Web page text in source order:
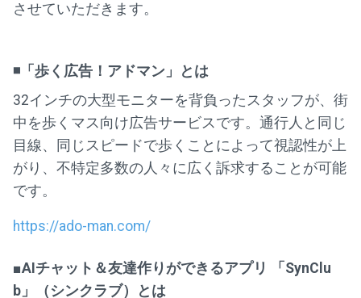
させていただきます。
◾️「歩く広告！アドマン」とは
32インチの大型モニターを背負ったスタッフが、街
中を歩くマス向け広告サービスです。通⾏⼈と同じ
⽬線、同じスピードで歩くことによって視認性が上
がり、不特定多数の⼈々に広く訴求することが可能
です。
https://ado-man.com/
■AIチャット＆友達作りができるアプリ 「SynClu
b」（シンクラブ）とは